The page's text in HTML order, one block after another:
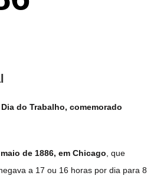
do Trabalho, comemorado
de 1886, em Chicago , que
a 17 ou 16 horas por dia para 8